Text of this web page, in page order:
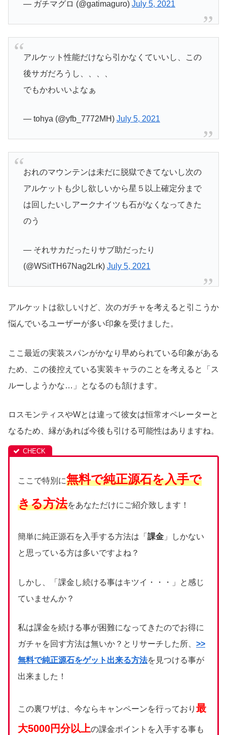
— ガチマグロ (@gatimaguro) July 5, 2021
アルケット性能だけなら引かなくていいし、この
後サガだろうし、、、、
でもかわいいよなぁ
— tohya (@yfb_7772MH) July 5, 2021
おれのマウンテンは未だに脱獄できてないし次の
アルケットも少し欲しいから星５以上確定分まで
は回したいしアークナイツも石がなくなってきた
のう
— それサカだったりサブ助だったり
(@WSitTH67Nag2Lrk) July 5, 2021
アルケットは欲しいけど、次のガチャを考えると引こうか
悩んでいるユーザーが多い印象を受けました。
ここ最近の実装スパンがかなり早められている印象がある
ため、この後控えている実装キャラのことを考えると「ス
ルーしようかな…」となるのも頷けます。
ロスモンティスやWとは違って彼女は恒常オペレーターと
なるため、縁があれば今後も引ける可能性はありますね。
ここで特別に無料で純正源石を入手で
きる方法をあなただけにご紹介致します！
簡単に純正源石を入手する方法は「 課金 」しかない
と思っている方は多いですよね？
しかし、「課金し続ける事はキツイ・・・」と感じ
ていませんか？
私は課金を続ける事が困難になってきたのでお得に
ガチャを回す方法は無いか？とリサーチした所、 >>
無料で純正源石をゲット出来る方法を見つける事が
出来ました！
この裏ワザは、今ならキャンペーンを行っており 最
大5000円分以上の課金ポイントを入手する事も